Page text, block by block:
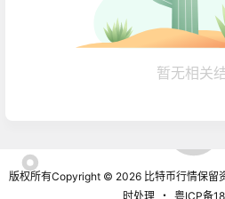
暂无相关
版权所有Copyright © 2026 比特币行情保留
时处理
・ 粤ICP备